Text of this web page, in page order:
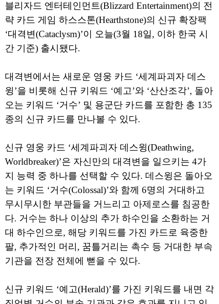
블리자드 엔터테인먼트(Blizzard Entertainment)의 전
략 카드 게임 하스스톤(Hearthstone)의 신규 확장팩
‘대격변(Cataclysm)’이 오늘(3월 18일, 이하 한국 시
간 기준) 출시됐다.
대격변에서는 새로운 영웅 카드 ‘세계파괴자 데스
윙’을 비롯해 신규 키워드 ‘예고’와 ‘산산조각’, 돌아
오는 키워드 ‘거수’ 및 용군단 카드를 포함한 총 135
종의 신규 카드를 만나볼 수 있다.
신규 영웅 카드 ‘세계파괴자 데스윙(Deathwing,
Worldbreaker)’은 자신만의 대격변을 일으키는 4가
지 능력 중 하나를 선택할 수 있다. 데스윙은 돌아오
는 키워드 ‘거수(Colossal)’와 함께 6명의 거대하고
무시무시한 부관들을 거느리고 아제로스를 침공한
다. 거수는 하나 이상의 추가 하수인을 소환하는 거
대 하수인으로, 해당 키워드를 가진 카드로 육중한
팔, 추가적인 머리, 꿈틀거리는 촉수 등 거대한 부속
기관을 전장 전체에 뻗을 수 있다.
신규 키워드 ‘예고(Herald)’를 가진 키워드를 내면 각